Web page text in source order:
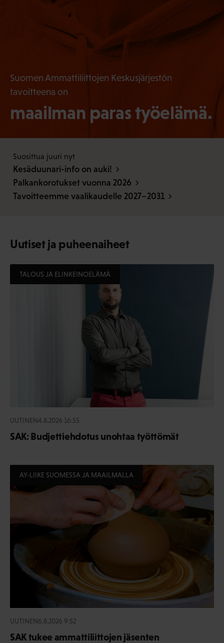
Suomen Ammattiliittojen Keskusjärjestön
tavoitteena on
maailman paras työelämä.
Suosittua juuri nyt
Kesäduunari-info on auki!
Palkankorotukset vuonna 2026
Tavoitteemme vaalikaudelle 2027–2031
Uutiset ja puheenaiheet
TALOUS JA ELINKEINOELÄMÄ
UUTINEN4.8.2026 16:55
SAK: Budjettiehdotus unohtaa työttömät
AY-LIIKE SUOMESSA JA MAAILMALLA
UUTINEN6.8.2026 9:52
SAK tukee ammattiliittojen jäsenten